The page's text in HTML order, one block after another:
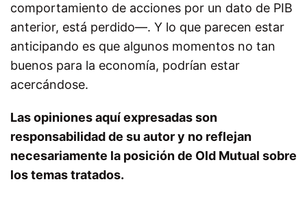
comportamiento de acciones por un dato de PIB
anterior, está perdido—. Y lo que parecen estar
anticipando es que algunos momentos no tan
buenos para la economía, podrían estar
acercándose.
Las opiniones aquí expresadas son
responsabilidad de su autor y no reflejan
necesariamente la posición de Old Mutual sobre
los temas tratados.